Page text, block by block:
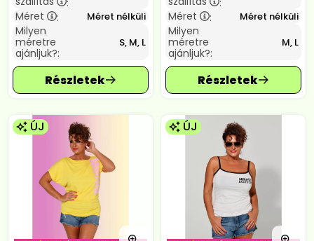
:
Méret : Méret nélküli
Milyen
méretre
ajánljuk?:
S, M, L
:
Méret : Méret nélküli
Milyen
méretre
ajánljuk?:
M, L
ÚJ ÚJ